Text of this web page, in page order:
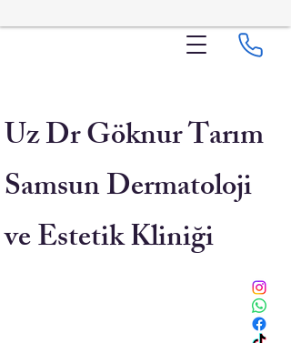
Uz Dr Göknur Tarım
Samsun Dermatoloji
ve Estetik Kliniği